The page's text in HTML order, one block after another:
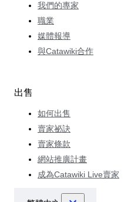
我們的專家
職業
媒體報導
與Catawiki合作
出售
如何出售
賣家祕訣
賣家條款
網站推廣計畫
成為Catawiki Live賣家